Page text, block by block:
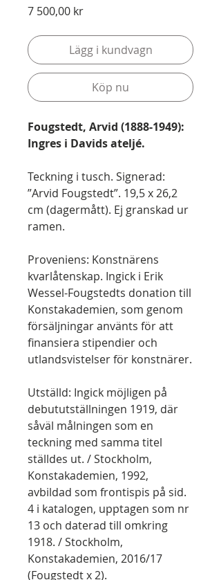
7 500,00 krPris
Lägg i kundvagn
Köp nu
Fougstedt, Arvid (1888-1949):
Ingres i Davids ateljé.
Teckning i tusch. Signerad:
”Arvid Fougstedt”. 19,5 x 26,2
cm (dagermått). Ej granskad ur
ramen.
Proveniens: Konstnärens
kvarlåtenskap. Ingick i Erik
Wessel-Fougstedts donation till
Konstakademien, som genom
försäljningar använts för att
finansiera stipendier och
utlandsvistelser för konstnärer.
Utställd: Ingick möjligen på
debututställningen 1919, där
såväl målningen som en
teckning med samma titel
ställdes ut. / Stockholm,
Konstakademien, 1992,
avbildad som frontispis på sid.
4 i katalogen, upptagen som nr
13 och daterad till omkring
1918. / Stockholm,
Konstakademien, 2016/17
(Fougstedt x 2).